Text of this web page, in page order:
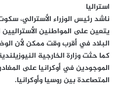
استراليا
ناشد رئيس الوزراء الأسترالي،
يتعين على المواطنين
البلاد في أقرب وقت ممكن لأن
كما حثت وزارة الخارجية
الموجودين في أوكرانيا على
المتصاعدة بين روسيا وأوكرانيا.